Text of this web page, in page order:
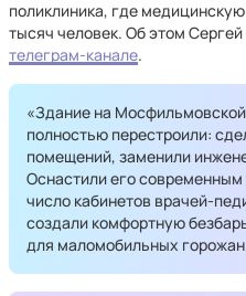
поликлиника, где
тысяч человек. Об этом
телеграм-канале.
«Здание на
полностью перестроили:
помещений, заменили
Оснастили его
число кабинетов врачей-
создали комфортную
для маломобильных